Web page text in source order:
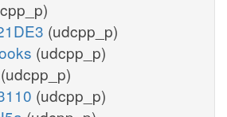
(udcpp_p)
(udcpp_p)
(udcpp_p)
(udcpp_p)